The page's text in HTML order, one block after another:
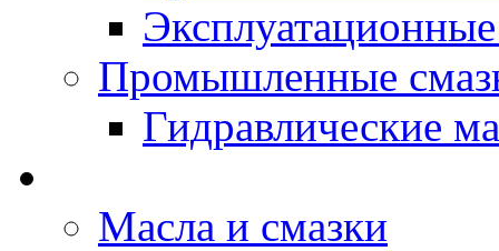
Промышленные
Гидравлические
Масла и смазки